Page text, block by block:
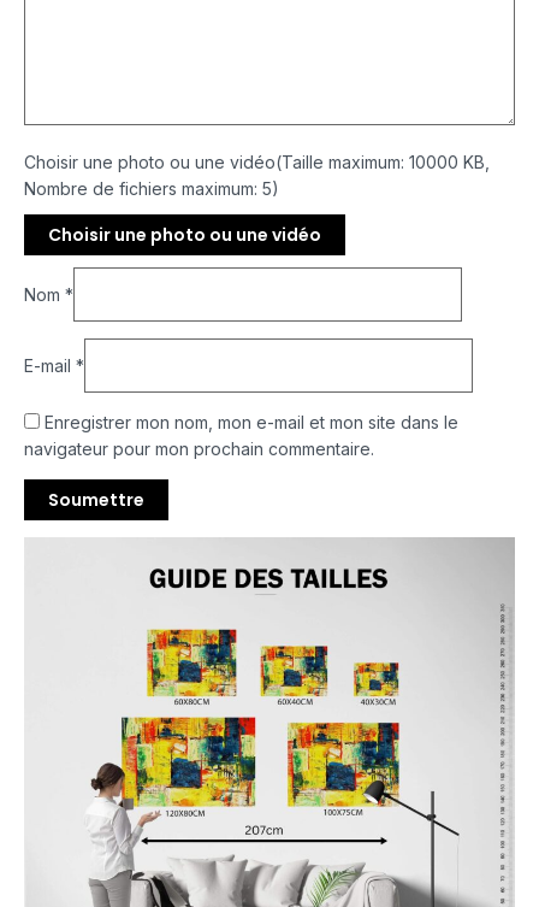
Choisir une photo ou une vidéo(Taille maximum: 10000 KB,
Nombre de fichiers maximum: 5)
Choisir une photo ou une vidéo
Nom *
E-mail *
Enregistrer mon nom, mon e-mail et mon site dans le
navigateur pour mon prochain commentaire.